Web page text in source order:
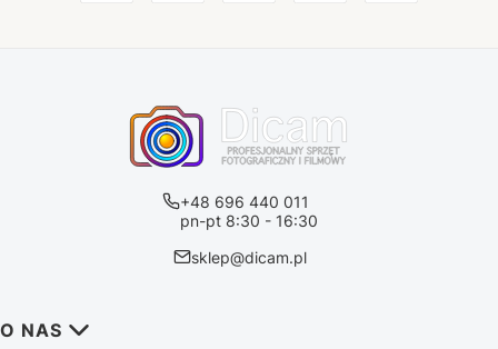
+48 696 440 011
pn-pt 8:30 - 16:30
sklep@dicam.pl
Linki w stopce
O NAS